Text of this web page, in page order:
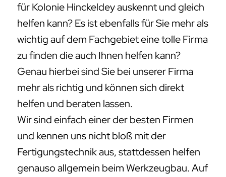
für Kolonie Hinckeldey auskennt und gleich
helfen kann? Es ist ebenfalls für Sie mehr als
wichtig auf dem Fachgebiet eine tolle Firma
zu finden die auch Ihnen helfen kann?
Genau hierbei sind Sie bei unserer Firma
mehr als richtig und können sich direkt
helfen und beraten lassen.
Wir sind einfach einer der besten Firmen
und kennen uns nicht bloß mit der
Fertigungstechnik aus, stattdessen helfen
genauso allgemein beim Werkzeugbau. Auf